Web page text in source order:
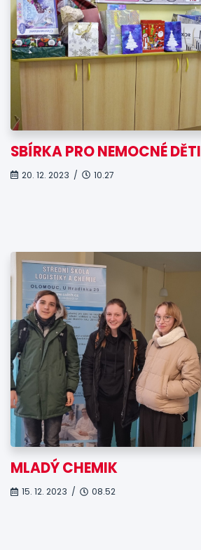
SBÍRKA PRO NEMOCNÉ DĚTI
20. 12. 2023 / 10.27
MLADÝ CHEMIK
15. 12. 2023 / 08.52